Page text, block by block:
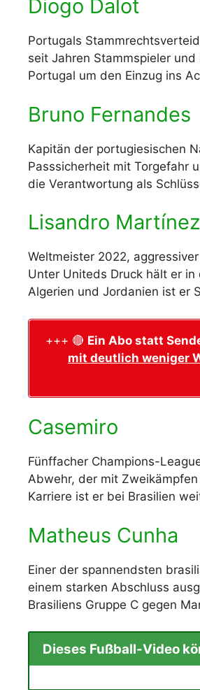
Diogo Dalot
Portugals
seit Jahren Stammspieler
Portugal um den Einzug ins
Bruno Fernandes
Kapitän der portugiesischen
Passsicherheit mit Torgefahr
die Verantwortung als
Lisandro Martínez
Weltmeister 2022,
Unter Uniteds Druck hält er
Algerien und Jordanien ist er
+++ 🔴 Ein Abo statt
mit deutlich weniger
Casemiro
Fünffacher Champions-
Abwehr, der mit
Karriere ist er bei Brasilien
Matheus Cunha
Einer der spannendsten
einem starken Abschluss
Brasiliens Gruppe C gegen
Dieses Fußball-Video